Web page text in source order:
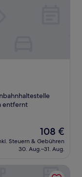
entfernt
Der
Preis
beträgt
108 €
Steuern & Gebühren
30. Aug.–31. Aug.